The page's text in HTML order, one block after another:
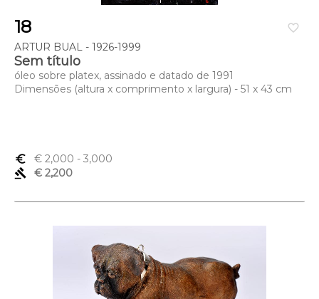
favorite_border
18
ARTUR BUAL - 1926-1999
Sem título
óleo sobre platex, assinado e datado de 1991
Dimensões (altura x comprimento x largura) - 51 x 43 cm
euro_symbol € 2,000 - 3,000
gavel
€ 2,200